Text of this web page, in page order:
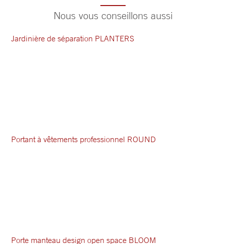
Nous vous conseillons aussi
Jardinière de séparation PLANTERS
Portant à vêtements professionnel ROUND
Porte manteau design open space BLOOM